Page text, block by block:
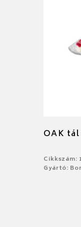
OAK
Cikkszám:
Gyártó: